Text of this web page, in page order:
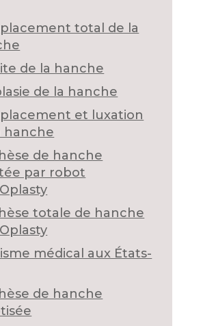
total de la
de la hanche
de la hanche
et luxation
hanche
de hanche
par robot
totale de hanche
médical aux États-
de hanche